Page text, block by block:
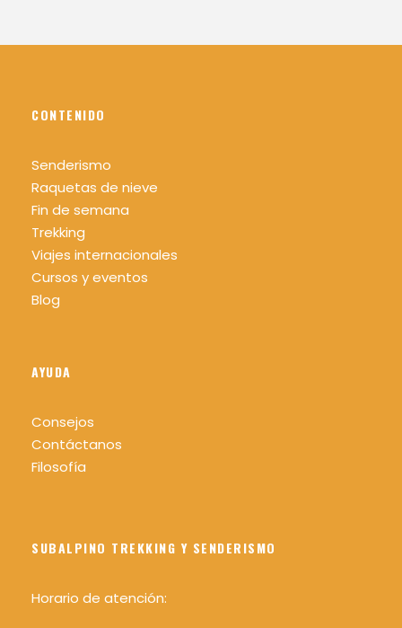
CONTENIDO
Senderismo
Raquetas de nieve
Fin de semana
Trekking
Viajes internacionales
Cursos y eventos
Blog
AYUDA
Consejos
Contáctanos
Filosofía
SUBALPINO TREKKING Y SENDERISMO
Horario de atención: